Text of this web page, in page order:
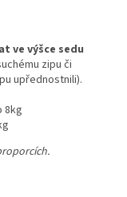
ve výšce sedu
zipu či
upřednostnili).
8kg